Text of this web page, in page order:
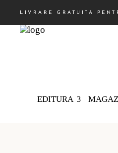
LIVRARE GRATUITA
EDITURA